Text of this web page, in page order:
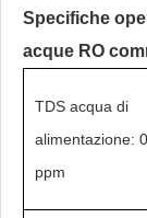
Specifiche
acque RO
TDS acqua di
alimentazione:
ppm